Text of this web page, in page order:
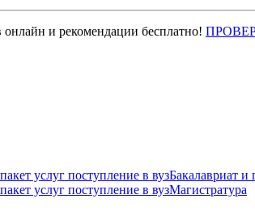
и рекомендации бесплатно!
Бакалавриат и
Магистратура